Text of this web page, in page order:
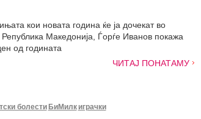
кои новата година ќе ја дочекат во
Македонија, Ѓорѓе Иванов покажа
од годината
ЧИТАЈ ПОНАТАМУ
болести БиМилк играчки